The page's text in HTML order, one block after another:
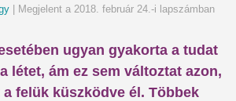
| Megjelent a 2018. február 24.-i lapszámban
ugyan gyakorta a tudat
létet, ám ez sem változtat azon,
felük küszködve él. Többek